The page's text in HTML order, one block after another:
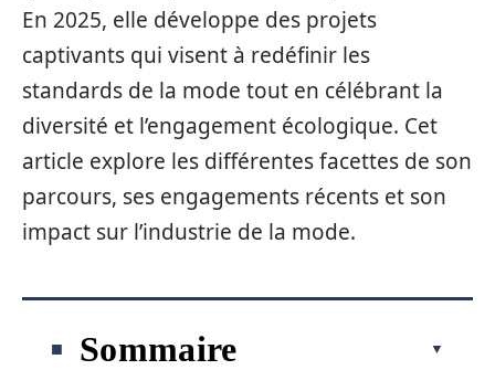
En 2025, elle développe des projets
captivants qui visent à redéfinir les
standards de la mode tout en célébrant la
diversité et l’engagement écologique. Cet
article explore les différentes facettes de son
parcours, ses engagements récents et son
impact sur l’industrie de la mode.
Sommaire